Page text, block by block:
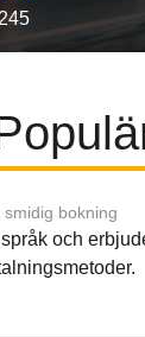
smidig bokning
och